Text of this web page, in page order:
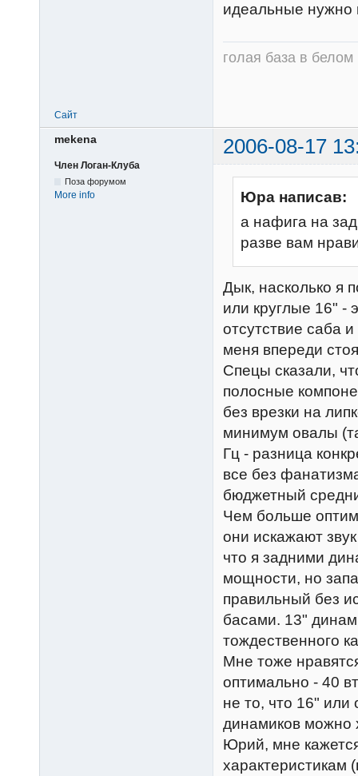
идеальные нужно
голая база в белом
Сайт
mekena 2006-08-17
Член Логан-Клуба
Поза форумом
More info
Юра написав:
а нафига на
разве вам
Дык, насколько я
или круглые 16" -
отсутствие саба
меня впереди
Спецы сказали,
полосные
без врезки на
минимум овалы
Гц - разница
все без
бюджетный
Чем больше
они искажают
что я задними
мощности, но
правильный без
басами. 13"
тождественного
Мне тоже
оптимально - 40
не то, что 16"
динамиков можно
Юрий, мне
характеристикам